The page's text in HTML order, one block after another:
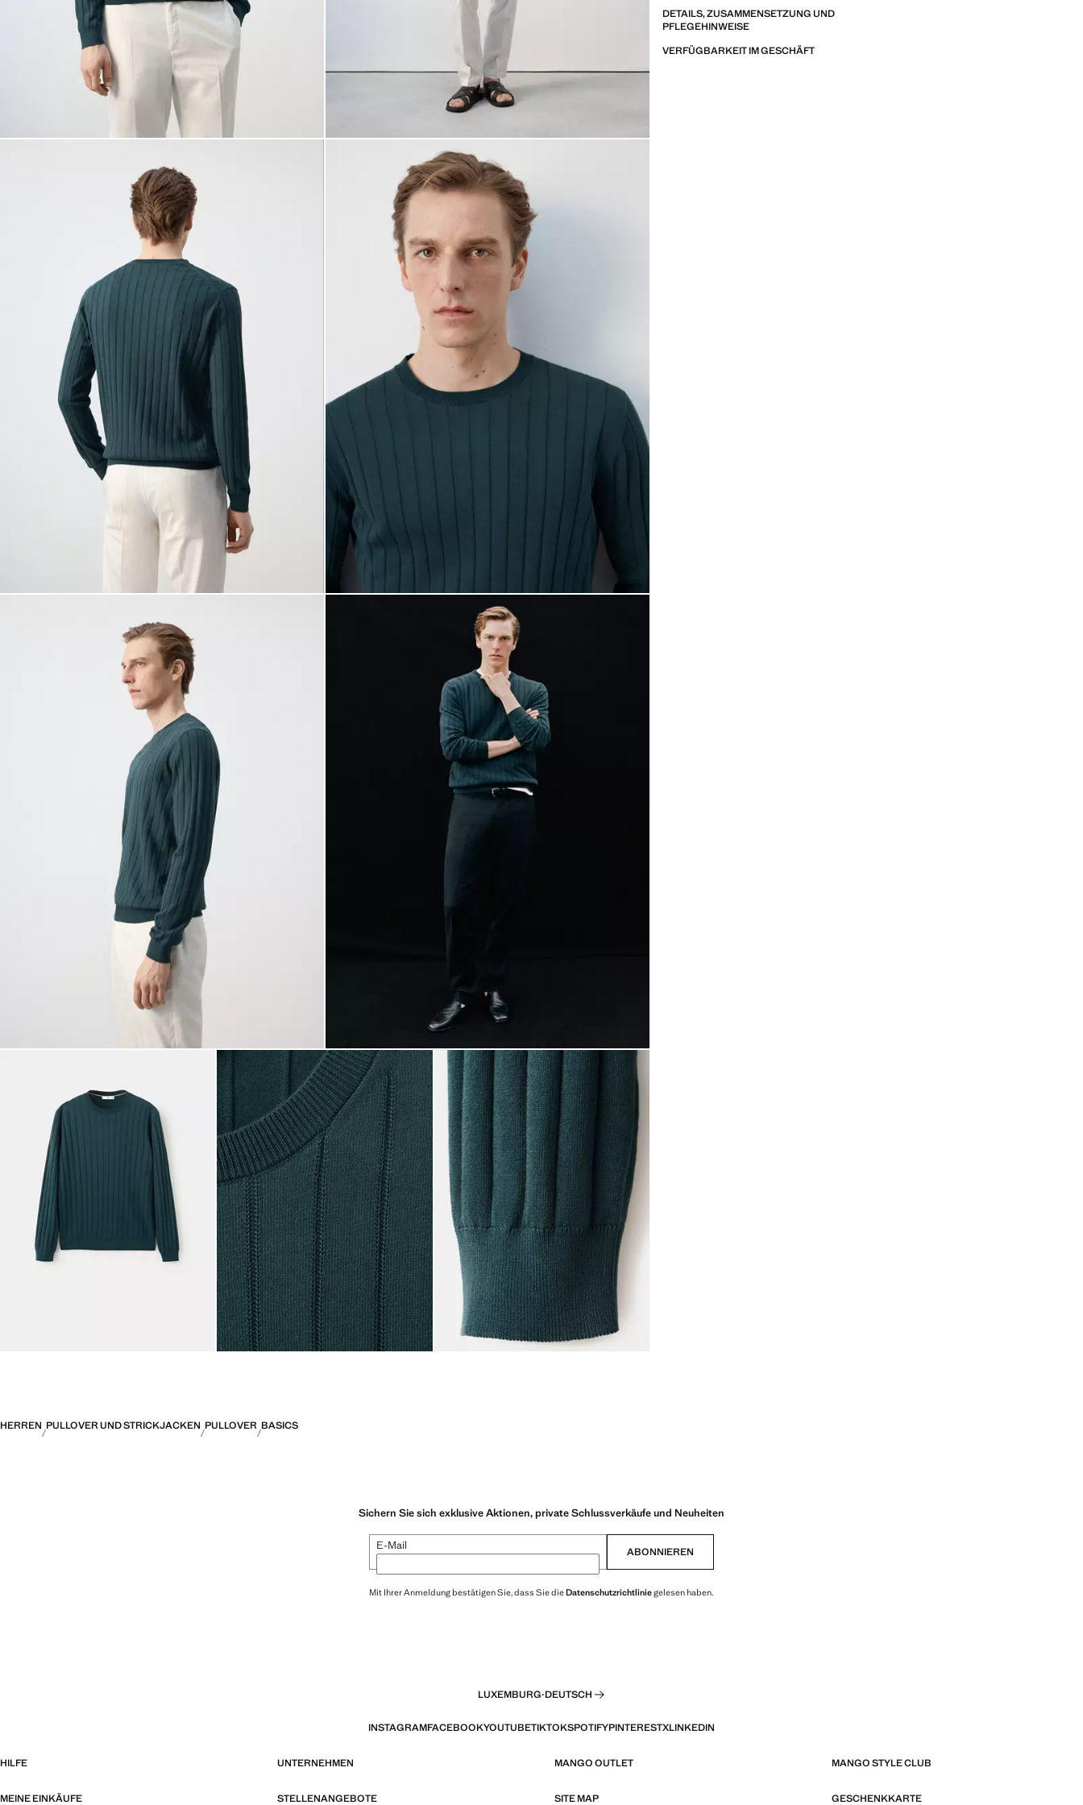
DETAILS, ZUSAMMENSETZUNG UND
PFLEGEHINWEISE
VERFÜGBARKEIT IM GESCHÄFT
HERREN PULLOVER UND STRICKJACKEN PULLOVER BASICS
Sichern Sie sich exklusive Aktionen, private Schlussverkäufe und Neuheiten
E-Mail ABONNIEREN
Mit Ihrer Anmeldung bestätigen Sie, dass Sie dieDatenschutzrichtliniegelesen haben.
LUXEMBURG·DEUTSCH
INSTAGRAMFACEBOOKYOUTUBETIKTOKSPOTIFYPINTERESTXLINKEDIN
HILFE UNTERNEHMEN MANGO OUTLET MANGO STYLE CLUB
MEINE EINKÄUFE STELLENANGEBOTE SITE MAP GESCHENKKARTE